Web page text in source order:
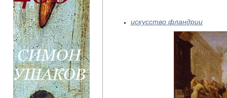
искусство фландрии